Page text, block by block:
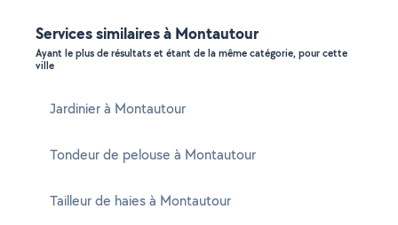
Services similaires à Montautour
Ayant le plus de résultats et étant de la même catégorie, pour cette
ville
Jardinier à Montautour
Tondeur de pelouse à Montautour
Tailleur de haies à Montautour